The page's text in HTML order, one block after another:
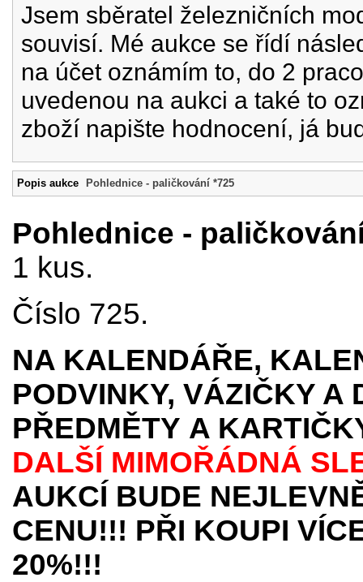
Jsem sběratel železničních
souvisí. Mé aukce se řídí
na účet oznámím to, do 2
uvedenou na aukci a také to
zboží napište hodnocení, já
Popis aukce Pohlednice - paličkování *725
Pohlednice -
1 kus.
Číslo 725.
NA KALENDÁŘE,
PODVINKY, VÁZIČKY A
PŘEDMĚTY A
DALŠÍ MIMOŘÁDNÁ
AUKCÍ BUDE
CENU!!! PŘI KOUPI
20%!!!